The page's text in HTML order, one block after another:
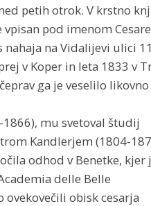
petih otrok. V krstno
pod imenom
nahaja na Vidalijevi ulici
v Koper in leta 1833 v
ga je veselilo likovno
mu svetoval študij
Kandlerjem (1804-
odhod v Benetke, kjer
delle Belle
obisk cesarja